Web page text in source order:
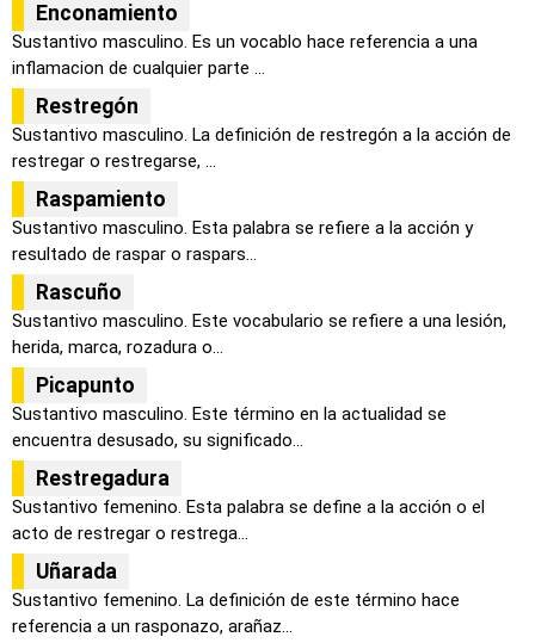
Enconamiento
Sustantivo masculino. Es un vocablo hace referencia a una
inflamacion de cualquier parte ...
Restregón
Sustantivo masculino. La definición de restregón a la acción de
restregar o restregarse, ...
Raspamiento
Sustantivo masculino. Esta palabra se refiere a la acción y
resultado de raspar o raspars...
Rascuño
Sustantivo masculino. Este vocabulario se refiere a una lesión,
herida, marca, rozadura o...
Picapunto
Sustantivo masculino. Este término en la actualidad se
encuentra desusado, su significado...
Restregadura
Sustantivo femenino. Esta palabra se define a la acción o el
acto de restregar o restrega...
Uñarada
Sustantivo femenino. La definición de este término hace
referencia a un rasponazo, arañaz...